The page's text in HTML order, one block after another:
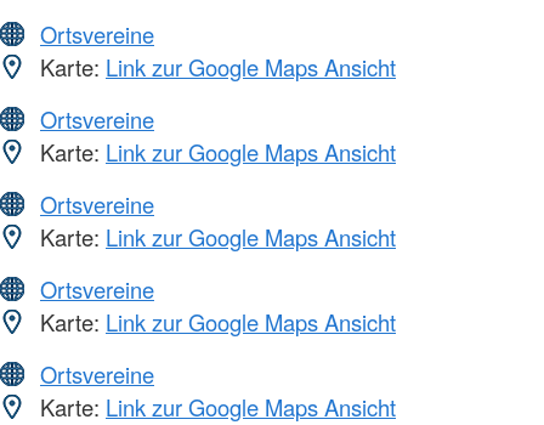
Ortsvereine
Karte: Link zur Google Maps Ansicht
Ortsvereine
Karte: Link zur Google Maps Ansicht
Ortsvereine
Karte: Link zur Google Maps Ansicht
Ortsvereine
Karte: Link zur Google Maps Ansicht
Ortsvereine
Karte: Link zur Google Maps Ansicht